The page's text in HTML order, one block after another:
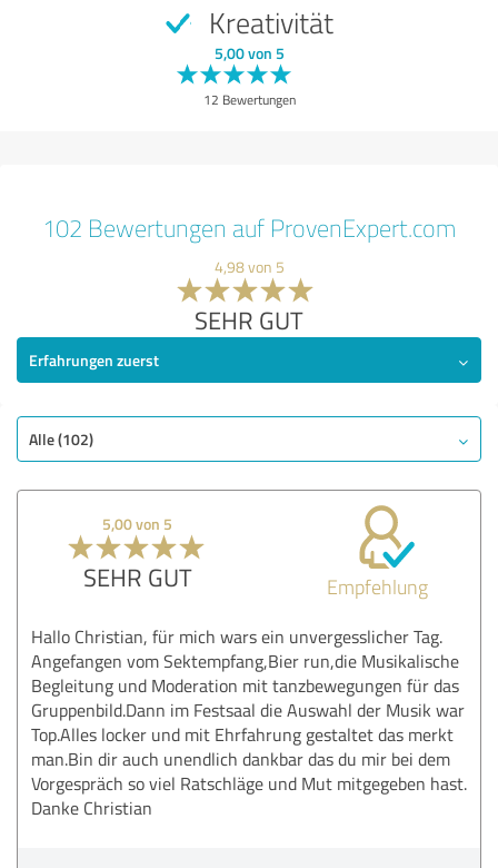
Kreativität
5,00 von 5
12 Bewertungen
102 Bewertungen auf ProvenExpert.com
4,98 von 5
SEHR GUT
Erfahrungen zuerst
Alle (102)
5,00 von 5
SEHR GUT Empfehlung
Hallo Christian, für mich wars ein unvergesslicher Tag.
Angefangen vom Sektempfang,Bier run,die Musikalische
Begleitung und Moderation mit tanzbewegungen für das
Gruppenbild.Dann im Festsaal die Auswahl der Musik war
Top.Alles locker und mit Ehrfahrung gestaltet das merkt
man.Bin dir auch unendlich dankbar das du mir bei dem
Vorgespräch so viel Ratschläge und Mut mitgegeben hast.
Danke Christian